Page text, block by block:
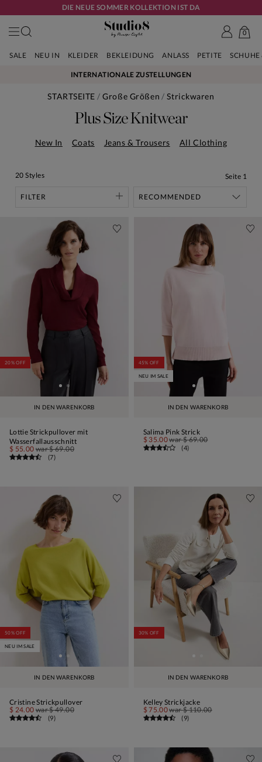
DIE NEUE SOMMER KOLLEKTION IST DA
0
SALE NEU IN KLEIDER BEKLEIDUNG ANLASS PETITE
INTERNATIONALE ZUSTELLUNGEN
STARTSEITE Große Größen Strickwaren
Plus Size Knitwear
New In Coats Jeans & Trousers All Clothing
FILTER
20 Styles Seite 1
IN DEN WARENKORB
20% OFF
Lottie Strickpullover mit
Wasserfallausschnitt
$ 55.00 war$ 69.00
(7)
IN DEN WARENKORB
45% OFF
NEU IM SALE
Salima Pink Strick
$ 35.00war$ 69.00
(4)
IN DEN WARENKORB
50% OFF
NEU IM SALE
Cristine Strickpullover
$ 24.00 war$ 49.00
(9)
IN DEN WARENKORB
30% OFF
Kelley Strickjacke
$ 75.00war$ 110.00
(9)